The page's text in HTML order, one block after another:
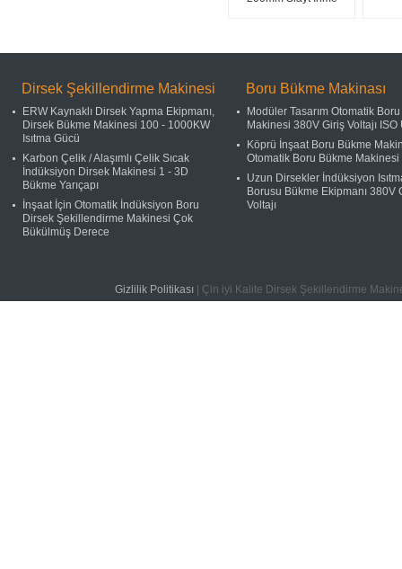
Dirsek Şekillendirme Makinesi
ERW Kaynaklı Dirsek Yapma Ekipmanı,
Dirsek Bükme Makinesi 100 - 1000KW
Isıtma Gücü
Karbon Çelik / Alaşımlı Çelik Sıcak
İndüksiyon Dirsek Makinesi 1 - 3D
Bükme Yarıçapı
İnşaat İçin Otomatik İndüksiyon Boru
Dirsek Şekillendirme Makinesi Çok
Bükülmüş Derece
Boru Bükme Makinası
Modüler Tasarım Otomatik
Makinesi 380V Giriş Voltajı ISO
Köprü İnşaat Boru Bükme
Otomatik Boru Bükme Makinesi
Uzun Dirsekler İndüksiyon
Borusu Bükme Ekipmanı 380V
Voltajı
Gizlilik Politikası | Çin iyi Kalite Dirsek Şekillendirme